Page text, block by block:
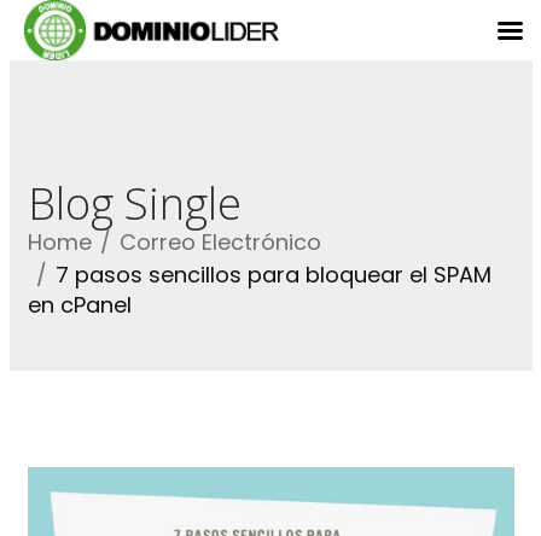
Blog Single
Home
Correo Electrónico
7 pasos sencillos para bloquear el SPAM
en cPanel